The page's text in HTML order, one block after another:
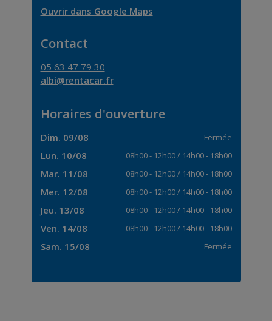
Ouvrir dans Google Maps
Contact
05 63 47 79 30
albi@rentacar.fr
Horaires d'ouverture
Dim. 09/08 Fermée
Lun. 10/08 08h00- 12h00/ 14h00- 18h00
Mar. 11/08 08h00- 12h00/ 14h00- 18h00
Mer. 12/08 08h00- 12h00/ 14h00- 18h00
Jeu. 13/08 08h00- 12h00/ 14h00- 18h00
Ven. 14/08 08h00- 12h00/ 14h00- 18h00
Sam. 15/08 Fermée